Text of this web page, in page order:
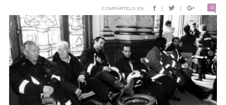
COMPÁRTELO EN: | | 0